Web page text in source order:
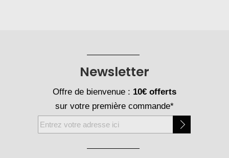
Newsletter
Offre de bienvenue : 10€ offerts
sur votre première commande*
Inscription
à